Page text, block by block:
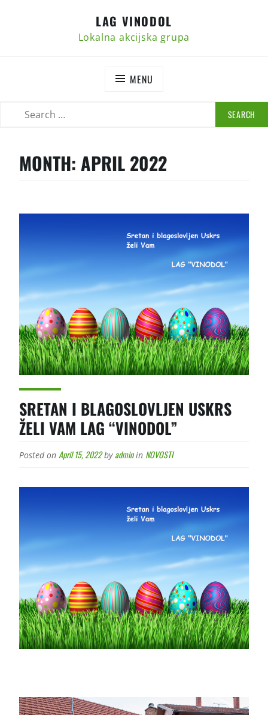
LAG VINODOL
Lokalna akcijska grupa
MENU
MONTH: APRIL 2022
SRETAN I BLAGOSLOVLJEN USKRS
ŽELI VAM LAG “VINODOL”
Posted on April 15, 2022 by admin in NOVOSTI